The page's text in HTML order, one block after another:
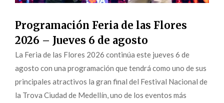
Programación Feria de las Flores
2026 – Jueves 6 de agosto
La Feria de las Flores 2026 continúa este jueves 6 de
agosto con una programación que tendrá como uno de sus
principales atractivos la gran final del Festival Nacional de
la Trova Ciudad de Medellín, uno de los eventos más